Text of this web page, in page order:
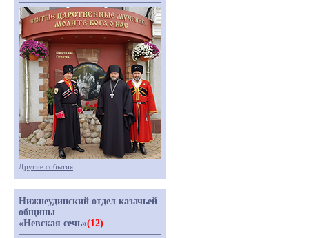
Другие события
Нижнеудинский отдел казачьей
общины
«Невская сечь»(12)